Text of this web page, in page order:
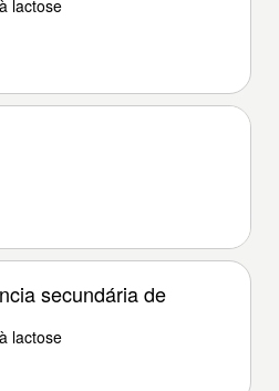
lactose
secundária de
lactose